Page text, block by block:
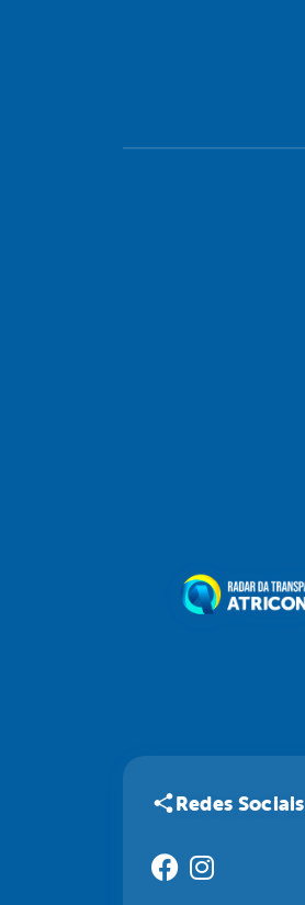
Redes Sociais